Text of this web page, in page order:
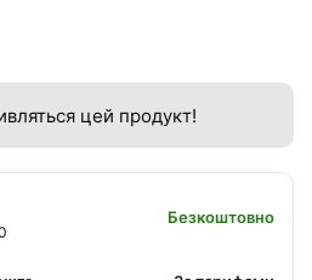
цей продукт!
Безкоштовно